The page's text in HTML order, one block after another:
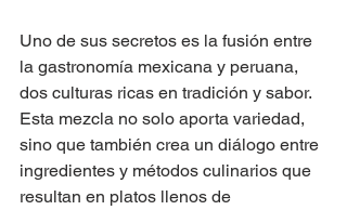
Uno de sus secretos es la fusión entre
la gastronomía mexicana y peruana,
dos culturas ricas en tradición y sabor.
Esta mezcla no solo aporta variedad,
sino que también crea un diálogo entre
ingredientes y métodos culinarios que
resultan en platos llenos de